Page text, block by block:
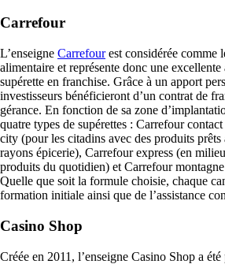
Carrefour
L’enseigne Carrefourest considérée comme
alimentaire et représente donc une
supérette en franchise. Grâce à un apport
investisseurs bénéficieront d’un contrat de
gérance. En fonction de sa zone
quatre types de supérettes : Carrefour
city (pour les citadins avec des produits prêts
rayons épicerie), Carrefour express (en
produits du quotidien) et Carrefour
Quelle que soit la formule choisie, chaque
formation initiale ainsi que de l’assistance
Casino Shop
Créée en 2011, l’enseigne Casino Shop a